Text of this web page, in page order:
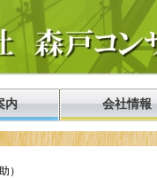
内 会社情報
）